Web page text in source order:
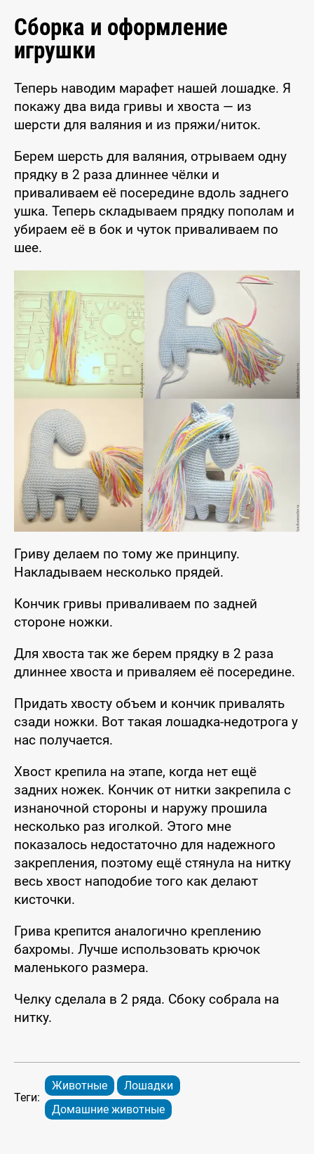
Сборка и оформление
игрушки
Теперь наводим марафет нашей лошадке. Я
покажу два вида гривы и хвоста — из
шерсти для валяния и из пряжи/ниток.
Берем шерсть для валяния, отрываем одну
прядку в 2 раза длиннее чёлки и
приваливаем её посередине вдоль заднего
ушка. Теперь складываем прядку пополам и
убираем её в бок и чуток приваливаем по
шее.
Гриву делаем по тому же принципу.
Накладываем несколько прядей.
Кончик гривы приваливаем по задней
стороне ножки.
Для хвоста так же берем прядку в 2 раза
длиннее хвоста и приваляем её посередине.
Придать хвосту объем и кончик привалять
сзади ножки. Вот такая лошадка-недотрога у
нас получается.
Хвост крепила на этапе, когда нет ещё
задних ножек. Кончик от нитки закрепила с
изнаночной стороны и наружу прошила
несколько раз иголкой. Этого мне
показалось недостаточно для надежного
закрепления, поэтому ещё стянула на нитку
весь хвост наподобие того как делают
кисточки.
Грива крепится аналогично креплению
бахромы. Лучше использовать крючок
маленького размера.
Челку сделала в 2 ряда. Сбоку собрала на
нитку.
Теги:
Животные
Лошадки
Домашние животные